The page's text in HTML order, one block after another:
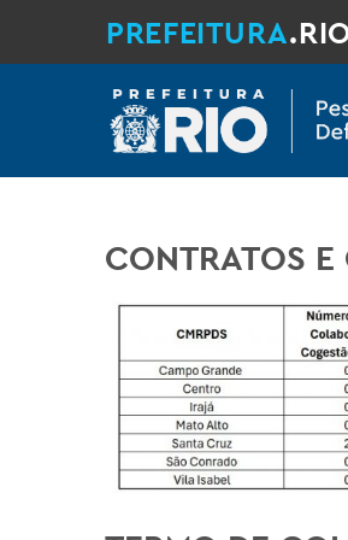
PREFEITURA
CONTRATOS